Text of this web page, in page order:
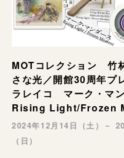
MOTコレクション 竹
さな光／開館30周年
ラレイコ マーク・マ
Rising Light/Frozen
2024年12月14日（土）－
（日）